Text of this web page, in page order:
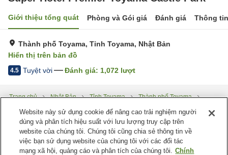
Giới thiệu tổng quát Phòng và Gói giá Đánh giá Thông
Thành phố Toyama, Tỉnh Toyama, Nhật Bản
Hiển thị trên bản đồ
4.5 Tuyệt vời Đánh giá: 1,072 lượt
Trang chủ Nhật Bản Tỉnh Toyama
Thành phố Toyama
Website này sử dụng cookie để nâng cao trải nghiệm người
dùng và phân tích hiệu suất với lưu lượng truy cập trên
website của chúng tôi. Chúng tôi cũng chia sẻ thông tin về
việc bạn sử dụng website của chúng tôi với các đối tác
mạng xã hội, quảng cáo và phân tích của chúng tôi. Chính